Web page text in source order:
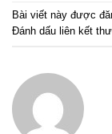
Bài viết này được
Đánh dấu liên kết